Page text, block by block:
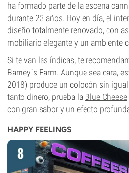
ha formado parte de la escena
durante 23 años. Hoy en día, el
diseño totalmente renovado, con
mobiliario elegante y un ambiente
Si te van las índicas, te
Barney´s Farm. Aunque sea cara,
2018) produce un colocón sin
tanto dinero, prueba la Blue Cheese
con gran sabor y un efecto
HAPPY FEELINGS